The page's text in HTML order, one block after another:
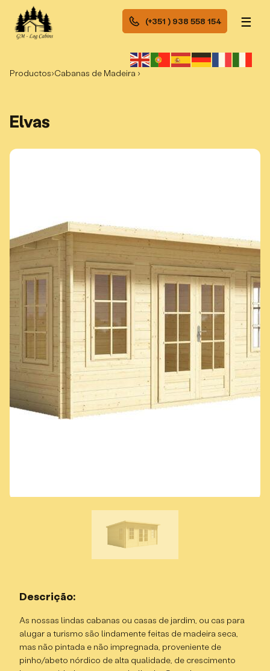
(+351 ) 938 558 154 ☰
Productos›Cabanas de Madeira ›
Elvas
Descrição:
As nossas lindas cabanas ou casas de jardim, ou cas para
alugar a turismo são lindamente feitas de madeira seca,
mas não pintada e não impregnada, proveniente de
pinho/abeto nórdico de alta qualidade, de crescimento